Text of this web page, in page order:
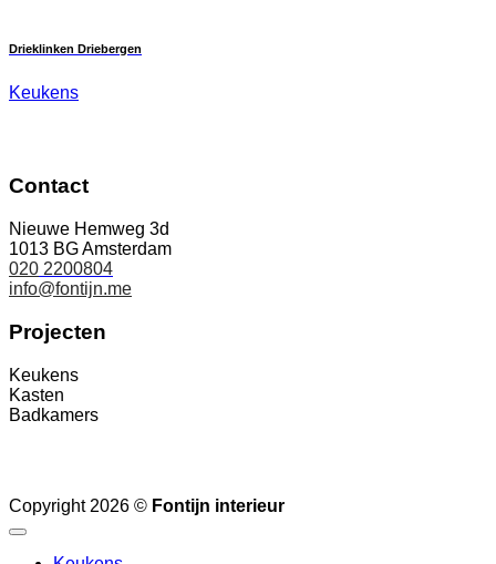
Drieklinken Driebergen
Keukens
Contact
Nieuwe Hemweg 3d
1013 BG Amsterdam
020 2200804
info@fontijn.me
Projecten
Keukens
Kasten
Badkamers
Copyright 2026 © Fontijn interieur